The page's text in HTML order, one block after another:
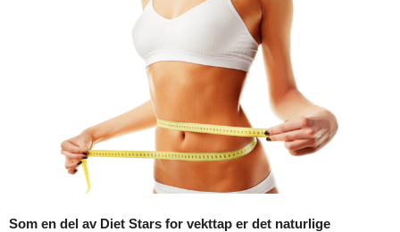
Som en del av Diet Stars for vekttap er det naturlige